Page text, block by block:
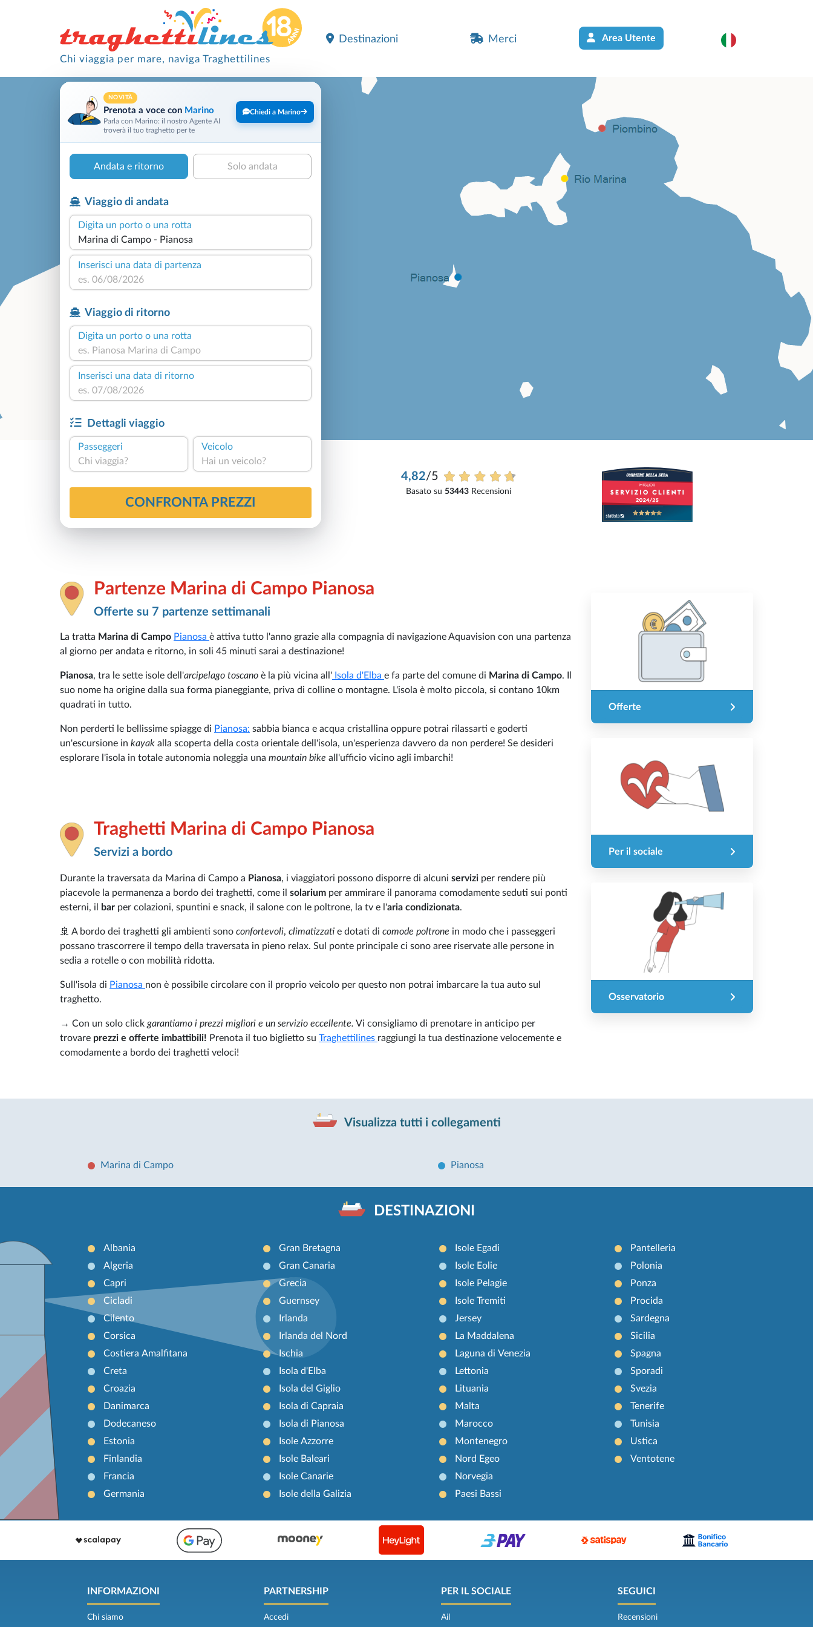
Chi viaggia per mare, naviga Traghettilines
Destinazioni Merci Area Utente
NOVITÀ
Prenota a voce con Marino
Parla con Marino: il nostro Agente AI
troverà il tuo traghetto per te
Chiedi a Marino
Andata e ritorno Solo andata
Viaggio di andata
Digita un porto o una rotta
Inserisci una data di partenza
Viaggio di ritorno
Digita un porto o una rotta
Inserisci una data di ritorno
Dettagli viaggio
Passeggeri
Chi viaggia?
Veicolo
Hai un veicolo?
CONFRONTA PREZZI
4,82/5
Basato su53443 Recensioni
Partenze Marina di Campo Pianosa
Offerte su 7 partenze settimanali
La tratta Marina di Campo Pianosa è attiva tutto l'anno grazie alla compagnia di navigazione Aquavision con una partenza
al giorno per andata e ritorno, in soli 45 minuti sarai a destinazione!
Pianosa, tra le sette isole dell'arcipelago toscano è la più vicina all' Isola d'Elba e fa parte del comune di Marina di Campo. Il
suo nome ha origine dalla sua forma pianeggiante, priva di colline o montagne. L'isola è molto piccola, si contano 10km
quadrati in tutto.
Non perderti le bellissime spiagge di Pianosa: sabbia bianca e acqua cristallina oppure potrai rilassarti e goderti
un'escursione in kayak alla scoperta della costa orientale dell'isola, un'esperienza davvero da non perdere! Se desideri
esplorare l'isola in totale autonomia noleggia una mountain bike all'ufficio vicino agli imbarchi!
Traghetti Marina di Campo Pianosa
Servizi a bordo
Durante la traversata da Marina di Campo a Pianosa, i viaggiatori possono disporre di alcuni servizi per rendere più
piacevole la permanenza a bordo dei traghetti, come il solarium per ammirare il panorama comodamente seduti sui ponti
esterni, il
bar per colazioni, spuntini e snack, il salone con le poltrone, la tv e l'aria condizionata.
🚢 A bordo dei traghetti gli ambienti sono confortevoli, climatizzati e dotati di comode poltrone in modo che i passeggeri
possano trascorrere il tempo della traversata in pieno relax. Sul ponte principale ci sono aree riservate alle persone in
sedia a rotelle o con mobilità ridotta.
Sull'isola di Pianosa non è possibile circolare con il proprio veicolo per questo non potrai imbarcare la tua auto sul
traghetto.
→ Con un solo click garantiamo i prezzi migliori e un servizio eccellente. Vi consigliamo di prenotare in anticipo per
trovare prezzi e offerte imbattibili! Prenota il tuo biglietto su Traghettilines raggiungi la tua destinazione velocemente e
comodamente a bordo dei traghetti veloci!
Offerte
Per il sociale
Osservatorio
Visualizza tutti i collegamenti
Marina di Campo Pianosa
DESTINAZIONI
Albania
Algeria
Capri
Cicladi
Cilento
Corsica
Costiera Amalfitana
Creta
Croazia
Danimarca
Dodecaneso
Estonia
Finlandia
Francia
Germania
Gran Bretagna
Gran Canaria
Grecia
Guernsey
Irlanda
Irlanda del Nord
Ischia
Isola d'Elba
Isola del Giglio
Isola di Capraia
Isola di Pianosa
Isole Azzorre
Isole Baleari
Isole Canarie
Isole della Galizia
Isole Egadi
Isole Eolie
Isole Pelagie
Isole Tremiti
Jersey
La Maddalena
Laguna di Venezia
Lettonia
Lituania
Malta
Marocco
Montenegro
Nord Egeo
Norvegia
Paesi Bassi
Pantelleria
Polonia
Ponza
Procida
Sardegna
Sicilia
Spagna
Sporadi
Svezia
Tenerife
Tunisia
Ustica
Ventotene
INFORMAZIONI
Chi siamo
PARTNERSHIP
Accedi
PER IL SOCIALE
Ail
SEGUICI
Recensioni